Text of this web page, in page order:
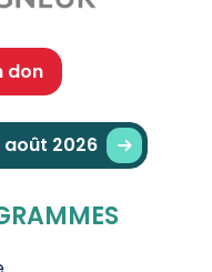
don
août 2026